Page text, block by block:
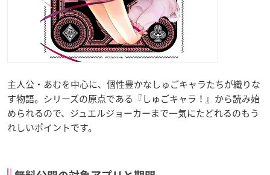
主人公・あむを中心に、個性豊かなしゅごキャラたちが織りな
す物語。シリーズの原点である『しゅごキャラ！』から読み始
められるので、ジュエルジョーカーまで一気にたどれるのもう
れしいポイントです。